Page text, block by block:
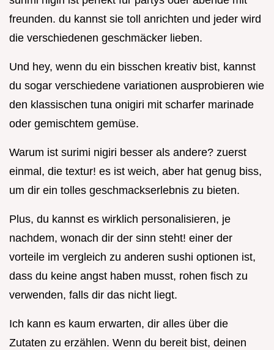
freunden. du kannst sie toll anrichten und jeder wird
die verschiedenen geschmäcker lieben.
Und hey, wenn du ein bisschen kreativ bist, kannst
du sogar verschiedene variationen ausprobieren wie
den klassischen tuna onigiri mit scharfer marinade
oder gemischtem gemüse.
Warum ist surimi nigiri besser als andere? zuerst
einmal, die textur! es ist weich, aber hat genug biss,
um dir ein tolles geschmackserlebnis zu bieten.
Plus, du kannst es wirklich personalisieren, je
nachdem, wonach dir der sinn steht! einer der
vorteile im vergleich zu anderen sushi optionen ist,
dass du keine angst haben musst, rohen fisch zu
verwenden, falls dir das nicht liegt.
Ich kann es kaum erwarten, dir alles über die
Zutaten zu erzählen. Wenn du bereit bist, deinen